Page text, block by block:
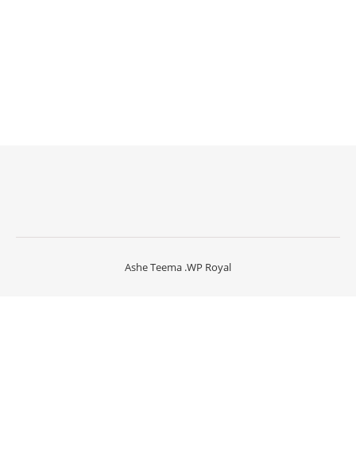
Ashe Teema .WP Royal